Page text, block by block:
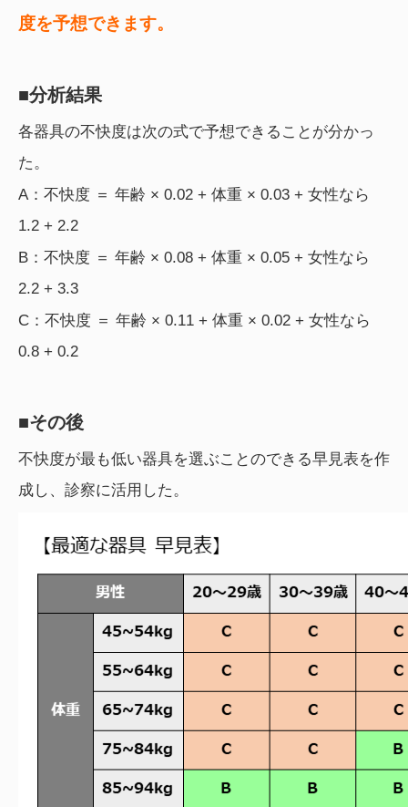
度を予想できます。
■分析結果
各器具の不快度は次の式で予想できることが分かっ
た。
A：不快度 ＝ 年齢 × 0.02 + 体重 × 0.03 + 女性なら
1.2 + 2.2
B：不快度 ＝ 年齢 × 0.08 + 体重 × 0.05 + 女性なら
2.2 + 3.3
C：不快度 ＝ 年齢 × 0.11 + 体重 × 0.02 + 女性なら
0.8 + 0.2
■その後
不快度が最も低い器具を選ぶことのできる早見表を作
成し、診察に活用した。